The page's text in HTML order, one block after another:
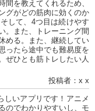
間を教えてくれるため、
グがどの筋肉に効くのか
して、4つ目は続けやす
。また、トレーニング間
める。また、継続してい
ったら途中でも難易度を
ぜひとも筋トレしたい人
投稿者：x x
しいアプリです！アニメ
のでわかりやすいし、モ